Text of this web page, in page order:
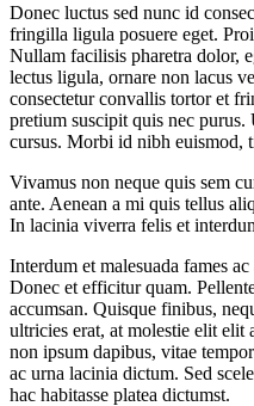
Donec luctus sed nunc id
fringilla ligula posuere eget.
Nullam facilisis pharetra dolor,
lectus ligula, ornare non lacus
consectetur convallis tortor et
pretium suscipit quis nec
cursus. Morbi id nibh euismod,
Vivamus non neque quis sem
ante. Aenean a mi quis tellus
In lacinia viverra felis et
Interdum et malesuada fames
Donec et efficitur quam.
accumsan. Quisque finibus,
ultricies erat, at molestie elit elit
non ipsum dapibus, vitae
ac urna lacinia dictum. Sed
hac habitasse platea dictumst.